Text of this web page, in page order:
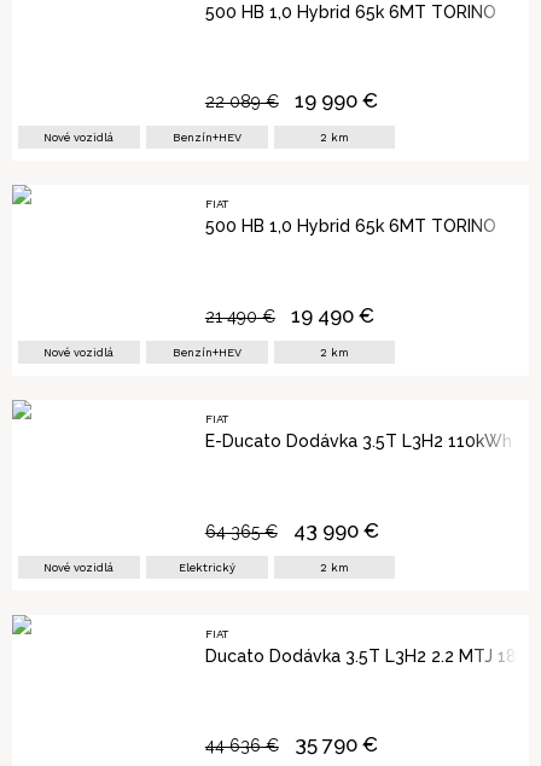
500 HB 1,0 Hybrid 65k 6MT TORINO
Nové vozidlá Benzín+HEV 2 km
22 089€ 19 990€
FIAT
500 HB 1,0 Hybrid 65k 6MT TORINO
Nové vozidlá Benzín+HEV 2 km
21 490€ 19 490€
FIAT
E-Ducato Dodávka 3.5T L3H2 110kWh
Nové vozidlá Elektrický 2 km
64 365€ 43 990€
FIAT
Ducato Dodávka 3.5T L3H2 2.2 MTJ 180
44 636€ 35 790€